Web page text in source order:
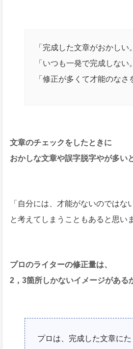
「完成した文章がおかしい
「いつも一発で完成しない
「修正が多くて才能のなさ
文章のチェックをしたときに
おかしな文章や誤字脱字やが多い
「自分には、才能がないのではな
と考えてしまうこともあると思い
プロのライターの修正量は、
2，3箇所しかないイメージがある
プロは、完成した文章に